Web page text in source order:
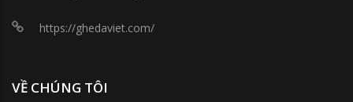
https://ghedaviet.com/
VỀ CHÚNG TÔI